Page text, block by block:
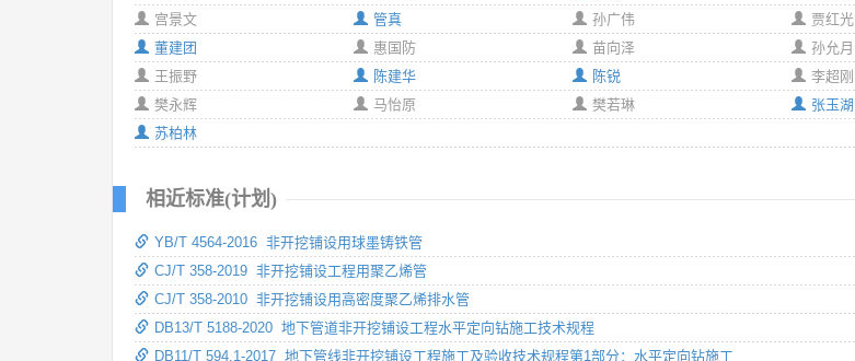
宫景文
管真
董建团
惠国防
王振野
陈建华
樊永辉
马怡原
苏柏林
孙广伟
贾红光
苗向泽
孙允月
陈锐
李超刚
樊若琳
张玉湖
相近标准(计划)
YB/T 4564-2016 非开挖铺设用球墨铸铁管
CJ/T 358-2019 非开挖铺设工程用聚乙烯管
CJ/T 358-2010 非开挖铺设用高密度聚乙烯排水管
DB13/T 5188-2020 地下管道非开挖铺设工程水平定向钻施工技术规程
DB11/T 594.1-2017 地下管线非开挖铺设工程施工及验收技术规程第1部分：水平定向钻施工